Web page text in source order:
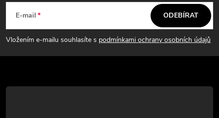
p
a
t
E-mail
Vložením e-mailu souhlasíte s podmínkami ochrany osobních údajů
ODEBÍRAT